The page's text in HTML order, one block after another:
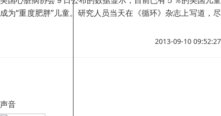
成为“重度肥胖”儿童。研究人员当天在《循环》杂志上写道，尽
2013-09-10 09:52:27
声音